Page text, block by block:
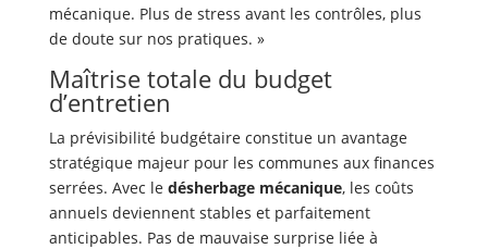
mécanique. Plus de stress avant les contrôles, plus
de doute sur nos pratiques. »
Maîtrise totale du budget
d’entretien
La prévisibilité budgétaire constitue un avantage
stratégique majeur pour les communes aux finances
serrées. Avec le désherbage mécanique, les coûts
annuels deviennent stables et parfaitement
anticipables. Pas de mauvaise surprise liée à